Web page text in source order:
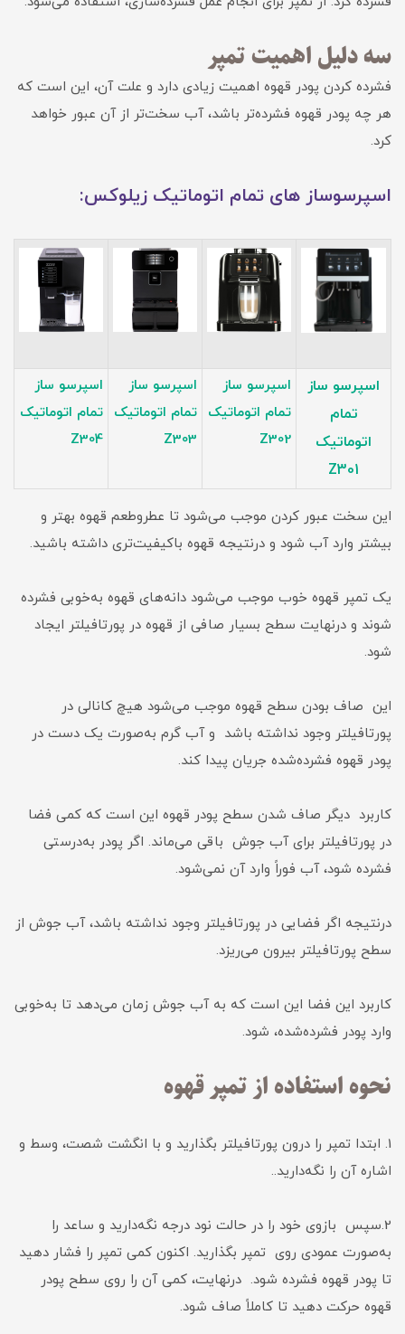
سه دلیل اهمیت تمپر
فشرده کردن پودر قهوه اهمیت زیادی دارد و علت آن، این است که
هر چه پودر قهوه فشرده‌تر باشد، آب سخت‌تر از آن عبور خواهد
کرد.
اسپرسوساز های تمام اتوماتیک زیلوکس:
اسپرسو ساز
تمام
اتوماتیک
Z301
اسپرسو ساز
تمام اتوماتیک
Z302
اسپرسو ساز
تمام اتوماتیک
Z303
اسپرسو ساز
تمام اتوماتیک
Z304
این سخت عبور کردن موجب می‌شود تا عطروطعم قهوه بهتر و
بیشتر وارد آب شود و درنتیجه قهوه باکیفیت‌تری داشته باشید.
یک تمپر قهوه خوب موجب می‌شود دانه‌های قهوه به‌خوبی فشرده
شوند و درنهایت سطح بسیار صافی از قهوه در پورتافیلتر ایجاد
شود.
این صاف بودن سطح قهوه موجب می‌شود هیچ کانالی در
پورتافیلتر وجود نداشته باشد و آب گرم به‌صورت یک دست در
پودر قهوه فشرده‌شده جریان پیدا کند.
کاربرد دیگر صاف شدن سطح پودر قهوه این است که کمی فضا
در پورتافیلتر برای آب جوش باقی می‌ماند. اگر پودر به‌درستی
فشرده شود، آب فوراً وارد آن نمی‌شود.
درنتیجه اگر فضایی در پورتافیلتر وجود نداشته باشد، آب جوش از
سطح پورتافیلتر بیرون می‌ریزد.
کاربرد این فضا این است که به آب جوش زمان می‌دهد تا به‌خوبی
وارد پودر فشرده‌شده، شود.
نحوه استفاده از تمپر قهوه
1. ابتدا تمپر را درون پورتافیلتر بگذارید و با انگشت شصت، وسط و
اشاره آن را نگه‌دارید..
2.سپس بازوی خود را در حالت نود درجه نگه‌دارید و ساعد را
به‌صورت عمودی روی تمپر بگذارید. اکنون کمی تمپر را فشار دهید
تا پودر قهوه فشرده شود. درنهایت، کمی آن را روی سطح پودر
قهوه حرکت دهید تا کاملاً صاف شود.